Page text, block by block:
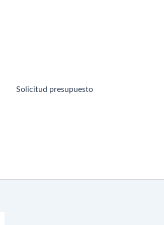
Solicitud presupuesto